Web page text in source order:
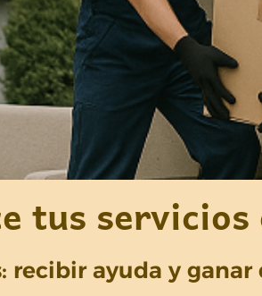
tus
recibir ayuda y ganar